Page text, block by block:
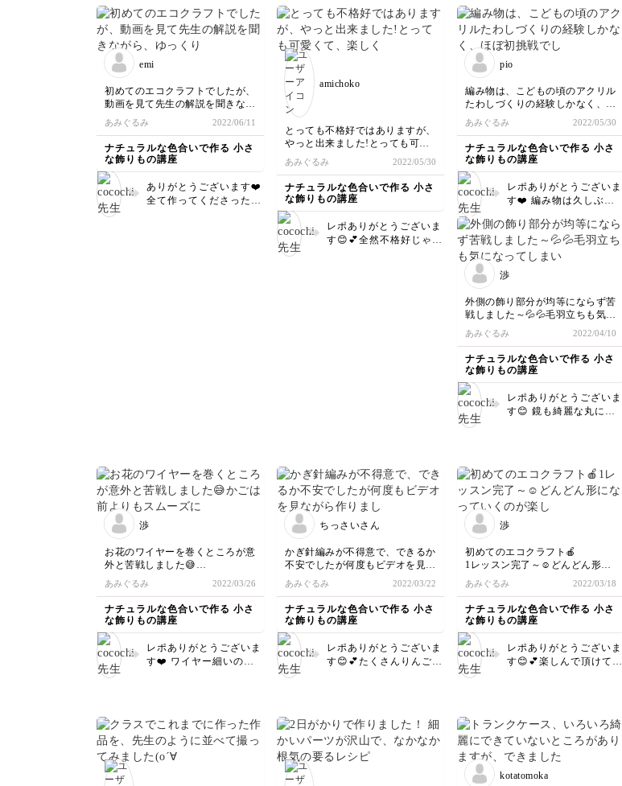
emi
初めてのエコクラフトでしたが、
動画を見て先生の解説を聞きなが
ら、ゆっくりペースでしたがよう
やくすべて作ることができました
✨とても可愛いです。ありがとう
ございました！
新しい講座にもチャレンジします
ので、またよろしくお願いいたし
ます😊
あみぐるみ 2022/06/11
ナチュラルな色合いで作る 小さ
な飾りもの講座
ありがとうございます❤️
全て作ってくださったん
amichoko
とっても不格好ではありますが、
やっと出来ました!とっても可愛
くて、楽しく作りました。娘が気
に入って、すぐ奪われました、、
（笑）
またたくさんつくって、練習しよ
うと思います!
あみぐるみ 2022/05/30
ナチュラルな色合いで作る 小さ
な飾りもの講座
レポありがとうございま
す😊💕全然不格好じゃな
pio
編み物は、こどもの頃のアクリル
たわしづくりの経験しかなく、ほ
ぼ初挑戦でした。
何目編んだか分からなくなった
り、隙間ができたりして、何度も
何度も編み直してついに完成しま
した！
りんごとバスケットを編んだこと
で、材料や編み方によって、形も
強度も雰囲気も全然違うものがつ
くれることが分かり、編み物の無
限の可能性にわくわくしていま
す。
色々編めるようになったら、どん
なものをつくろうか、今から楽し
みです。
あみぐるみ 2022/05/30
ナチュラルな色合いで作る 小さ
な飾りもの講座
レポありがとうございま
す❤️ 編み物は久しぶり
とってもお上手です✨ 何
度も編み直してくれたな
んて、愛着が湧きますね
ると私も思います😊ぜひ
いろいろ挑戦してみて下
渉
外側の飾り部分が均等にならず苦
戦しました～💦💦毛羽立ちも気に
なってしまい…力を入れすぎなの
でしょうか？？でも一番作ってみ
たかった作品なので、とても楽し
くできました💓
あみぐるみ 2022/04/10
ナチュラルな色合いで作る 小さ
な飾りもの講座
レポありがとうございま
す😊 鏡も綺麗な丸に仕
切るときに出来るだけま
っすぐに切ることを心が
けることですかねー😅
良かったら意識しなが
ら、また作ってみて下さ
ます🙇‍♂️
渉
お花のワイヤーを巻くところが意
外と苦戦しました😅
かごは前よりもスムーズに出来ま
した！少しコツをつかめた気がし
ますが、もう少しバランスよくき
れいに作りたいなーと思います！
今回もとても楽しくできました☺️
💓
あみぐるみ 2022/03/26
ナチュラルな色合いで作る 小さ
な飾りもの講座
レポありがとうございま
す❤️ ワイヤー細いの
ンスで仕上がっています
よ🌸 カゴもキレイです
✨✨ 今回も受講して頂き
ちっさいさん
かぎ針編みが不得意で、できるか
不安でしたが何度もビデオを見な
がら作りました。りんごの大きさ
は安定しませんが😅カゴ編みも
わかりやすくこの後の課題も頑張
りたいと思います🎶
あみぐるみ 2022/03/22
ナチュラルな色合いで作る 小さ
な飾りもの講座
レポありがとうございま
す😊💕たくさんりんご編
さい💪💕
渉
初めてのエコクラフト🍎
1レッスン完了～☺️どんどん形に
なっていくのが楽しくて楽しく
て…次のレッスンも楽しみ💛
あみぐるみ 2022/03/18
ナチュラルな色合いで作る 小さ
な飾りもの講座
レポありがとうございま
す😊💕楽しんで頂けて良
す🙇‍♂️
kotatomoka